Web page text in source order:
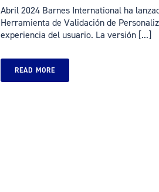
Abril 2024 Barnes International ha
Herramienta de Validación de
experiencia del usuario. La versión [...]
READ MORE